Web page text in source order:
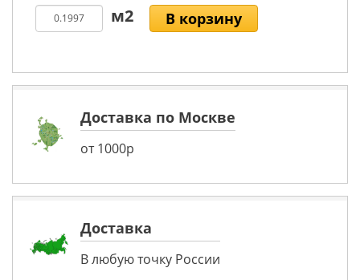
В корзину
Доставка по Москве
от 1000р
Доставка
В любую точку России